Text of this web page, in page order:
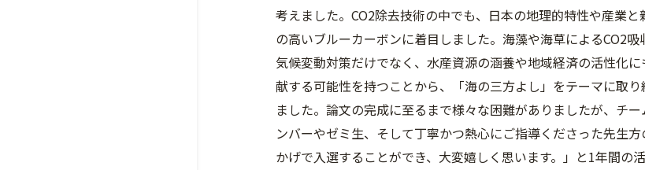
考えました。CO2除去技術の中でも、日本の地理的特性や産業と
の高いブルーカーボンに着目しました。海藻や海草によるCO2吸
気候変動対策だけでなく、水産資源の涵養や地域経済の活性化に
献する可能性を持つことから、「海の三方よし」をテーマに取り
ました。論文の完成に至るまで様々な困難がありましたが、チー
ンバーやゼミ生、そして丁寧かつ熱心にご指導くださった先生方
かげで入選することができ、大変嬉しく思います。」と1年間の